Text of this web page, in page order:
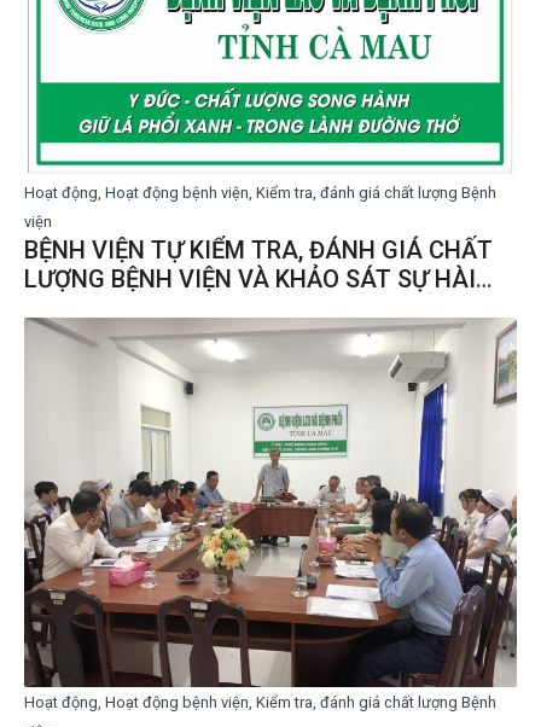
Hoạt động, Hoạt động bệnh viện, Kiểm tra, đánh giá chất lượng Bệnh
viện
BỆNH VIỆN TỰ KIỂM TRA, ĐÁNH GIÁ CHẤT
LƯỢNG BỆNH VIỆN VÀ KHẢO SÁT SỰ HÀI
THÁNG NĂM 2024 TẠI BỆNH VIỆN LAO VÀ
PHỔI TỈNH CÀ MAU
Hoạt động, Hoạt động bệnh viện, Kiểm tra, đánh giá chất lượng Bệnh